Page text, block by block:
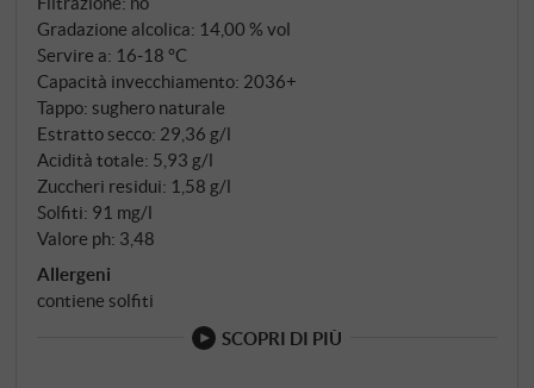
Gradazione alcolica: 14,00 % vol
Servire a: 16‑18 °C
Capacità invecchiamento: 2036+
Tappo: sughero naturale
Estratto secco: 29,36 g/l
Acidità totale: 5,93 g/l
Zuccheri residui: 1,58 g/l
Solfiti: 91 mg/l
Valore ph: 3,48
Allergeni
contiene solfiti
SCOPRI DI PIÙ